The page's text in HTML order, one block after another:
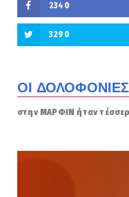
2340
3290
ΟΙ
στην ΜΑΡΦΙΝ ήταν